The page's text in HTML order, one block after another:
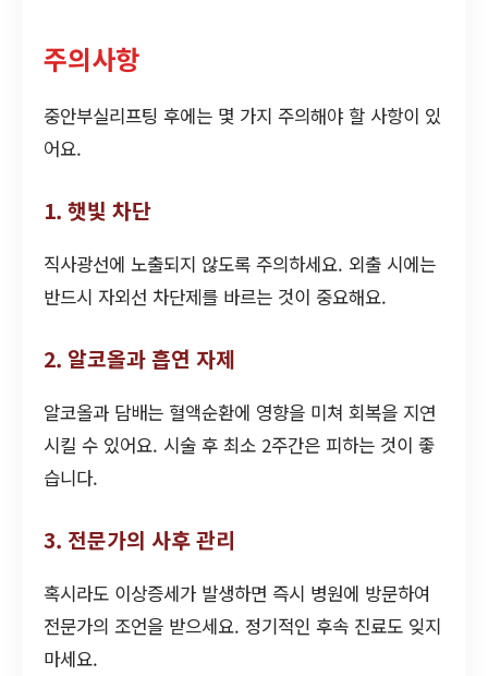
주의사항
중안부실리프팅 후에는 몇 가지 주의해야 할 사항이 있
어요.
1. 햇빛 차단
직사광선에 노출되지 않도록 주의하세요. 외출 시에는
반드시 자외선 차단제를 바르는 것이 중요해요.
2. 알코올과 흡연 자제
알코올과 담배는 혈액순환에 영향을 미쳐 회복을 지연
시킬 수 있어요. 시술 후 최소 2주간은 피하는 것이 좋
습니다.
3. 전문가의 사후 관리
혹시라도 이상증세가 발생하면 즉시 병원에 방문하여
전문가의 조언을 받으세요. 정기적인 후속 진료도 잊지
마세요.